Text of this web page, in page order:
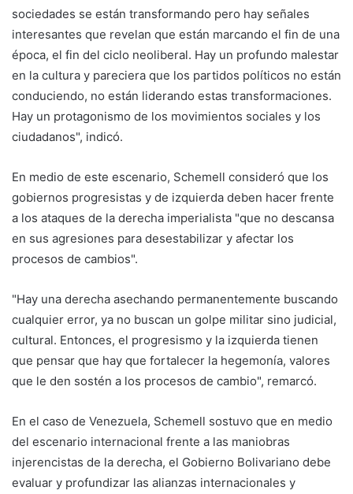
sociedades se están transformando pero hay señales
interesantes que revelan que están marcando el fin de una
época, el fin del ciclo neoliberal. Hay un profundo malestar
en la cultura y pareciera que los partidos políticos no están
conduciendo, no están liderando estas transformaciones.
Hay un protagonismo de los movimientos sociales y los
ciudadanos", indicó.
En medio de este escenario, Schemell consideró que los
gobiernos progresistas y de izquierda deben hacer frente
a los ataques de la derecha imperialista "que no descansa
en sus agresiones para desestabilizar y afectar los
procesos de cambios".
"Hay una derecha asechando permanentemente buscando
cualquier error, ya no buscan un golpe militar sino judicial,
cultural. Entonces, el progresismo y la izquierda tienen
que pensar que hay que fortalecer la hegemonía, valores
que le den sostén a los procesos de cambio", remarcó.
En el caso de Venezuela, Schemell sostuvo que en medio
del escenario internacional frente a las maniobras
injerencistas de la derecha, el Gobierno Bolivariano debe
evaluar y profundizar las alianzas internacionales y